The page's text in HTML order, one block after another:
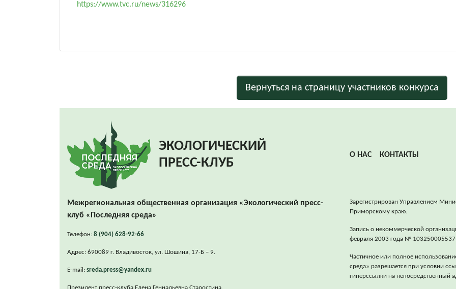
https://www.tvc.ru/news/316296
Вернуться на страницу участников конкурса
ЭКОЛОГИЧЕСКИЙ
ПРЕСС-КЛУБ
О НАС КОНТАКТЫ
Межрегиональная общественная организация «Экологический пресс-
клуб «Последняя среда»
Телефон: 8 (904) 628-92-66
Адрес: 690089 г. Владивосток, ул. Шошина, 17-Б – 9.
E-mail: sreda.press@yandex.ru
Зарегистрирован Управлением
Приморскому краю.
Запись о некоммерческой
февраля 2003 года №
Частичное или полное
среда» разрешается при условии
гиперссылки на непосредственный